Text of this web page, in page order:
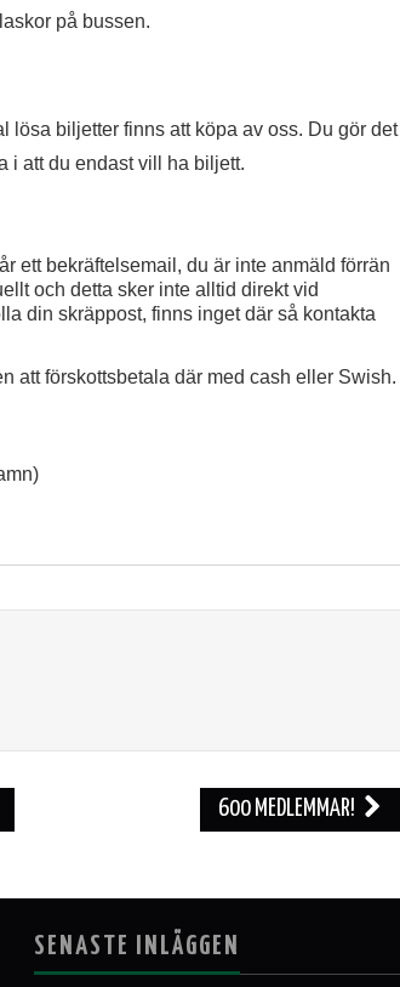
på bussen.
lösa biljetter finns att köpa av oss. Du gör det
i att du endast vill ha biljett.
ett bekräftelsemail, du är inte anmäld förrän
och detta sker inte alltid direkt vid
din skräppost, finns inget där så kontakta
att förskottsbetala där med cash eller Swish.
600 MEDLEMMAR!
SENASTE INLÄGGEN